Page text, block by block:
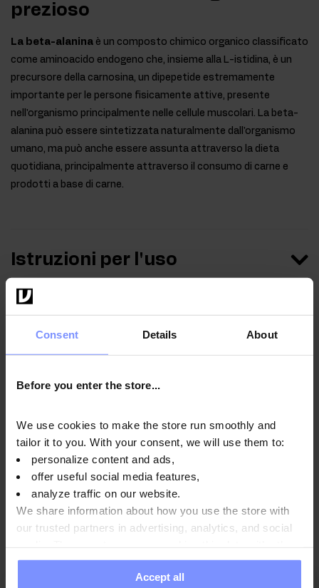
Consent Details About
Before you enter the store...
We use cookies to make the store run smoothly and
tailor it to you. With your consent, we will use them to:
personalize content and ads,
offer useful social media features,
analyze traffic on our website.
We share information about how you use the store with
our trusted partners in advertising, analytics, and social
information you have provided to them or that they have
collected when you use their services. Do you agree?
Accept all
prezioso
La beta-alanina è un composto chimico organico classificato
come aminoacido endogeno che, insieme alla L-istidina, è un
precursore della carnosina, un dipepetide estremamente
importante per le persone fisicamente attive, presente
nell'organismo principalmente nelle cellule muscolari. La beta-
alanina può essere sintetizzata naturalmente dall'organismo
umano, ma può anche essere assunta attraverso la dieta
quotidiana, principalmente attraverso il consumo di carne e
prodotti a base di carne.
Istruzioni per l'uso
Informazioni nutrizionali
Parametri
Produttore:
Domande e risposte